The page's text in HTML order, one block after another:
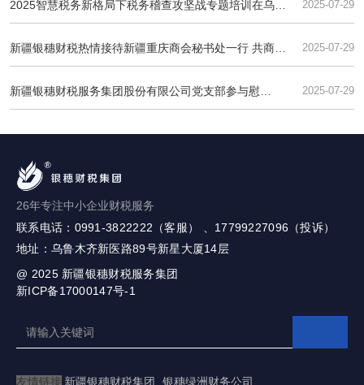
2025-07-29
2025智慧税务新格局下税务稽查攻坚战专题培训在乌鲁
木齐成功举办
2025-07-29
新疆银穗财税热情接待新疆重庆商会秘书处一行 共商合
作发展
2025-07-29
新疆银穗财税服务集团股份有限公司党支部参与慰
问“光荣在党50年”老党员活动纪实
26年专注中小企业财税服务
联系电话：0991-3822222（客服） 、17799227096（投诉）
地址：乌鲁木齐新医路89号新星大厦14层
@ 2025 新疆银穗财税服务集团
新ICP备17000147号-1
友情链接 新疆银穗财税集团 银穗绿洲财务公司